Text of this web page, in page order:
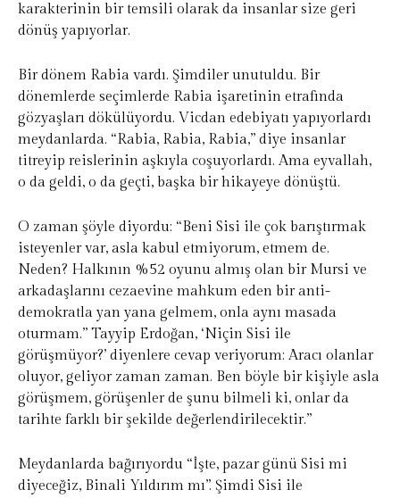
karakterinin bir temsili olarak da insanlar size geri
dönüş yapıyorlar.
Bir dönem Rabia vardı. Şimdiler unutuldu. Bir
dönemlerde seçimlerde Rabia işaretinin etrafında
gözyaşları dökülüyordu. Vicdan edebiyatı yapıyorlardı
meydanlarda. “Rabia, Rabia, Rabia,” diye insanlar
titreyip reislerinin aşkıyla coşuyorlardı. Ama eyvallah,
o da geldi, o da geçti, başka bir hikayeye dönüştü.
O zaman şöyle diyordu: “Beni Sisi ile çok barıştırmak
isteyenler var, asla kabul etmiyorum, etmem de.
Neden? Halkının %52 oyunu almış olan bir Mursi ve
arkadaşlarını cezaevine mahkum eden bir anti-
demokratla yan yana gelmem, onla aynı masada
oturmam.” Tayyip Erdoğan, ‘Niçin Sisi ile
görüşmüyor?’ diyenlere cevap veriyorum: Aracı olanlar
oluyor, geliyor zaman zaman. Ben böyle bir kişiyle asla
görüşmem, görüşenler de şunu bilmeli ki, onlar da
tarihte farklı bir şekilde değerlendirilecektir.”
Meydanlarda bağırıyordu “İşte, pazar günü Sisi mi
diyeceğiz, Binali Yıldırım mı”. Şimdi Sisi ile